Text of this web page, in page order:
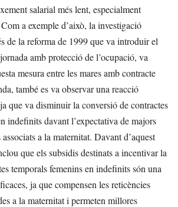
salarial més lent, especialment
a exemple d’això, la investigació
de la reforma de 1999 que va introduir el
amb protecció de l’ocupació, va
mesura entre les mares amb contracte
també es va observar una reacció
que va disminuir la conversió de contractes
indefinits davant l’expectativa de majors
a la maternitat. Davant d’aquest
que els subsidis destinats a incentivar la
temporals femenins en indefinits són una
ja que compensen les reticències
a la maternitat i permeten millores